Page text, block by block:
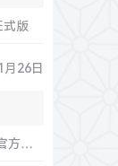
式版
月26日
版